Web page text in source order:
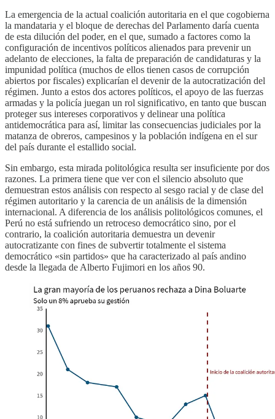
La emergencia de la actual coalición autoritaria en el que cogobierna
la mandataria y el bloque de derechas del Parlamento daría cuenta
de esta dilución del poder, en el que, sumado a factores como la
configuración de incentivos políticos alienados para prevenir un
adelanto de elecciones, la falta de preparación de candidaturas y la
impunidad política (muchos de ellos tienen casos de corrupción
abiertos por fiscales) explicarían el devenir de la autocratización del
régimen. Junto a estos dos actores políticos, el apoyo de las fuerzas
armadas y la policía juegan un rol significativo, en tanto que buscan
proteger sus intereses corporativos y delinear una política
antidemocrática para así, limitar las consecuencias judiciales por la
matanza de obreros, campesinos y la población indígena en el sur
del país durante el estallido social.
Sin embargo, esta mirada politológica resulta ser insuficiente por dos
razones. La primera tiene que ver con el silencio absoluto que
demuestran estos análisis con respecto al sesgo racial y de clase del
régimen autoritario y la carencia de un análisis de la dimensión
internacional. A diferencia de los análisis politológicos comunes, el
Perú no está sufriendo un retroceso democrático sino, por el
contrario, la coalición autoritaria demuestra un devenir
autocratizante con fines de subvertir totalmente el sistema
democrático «sin partidos» que ha caracterizado al país andino
desde la llegada de Alberto Fujimori en los años 90.